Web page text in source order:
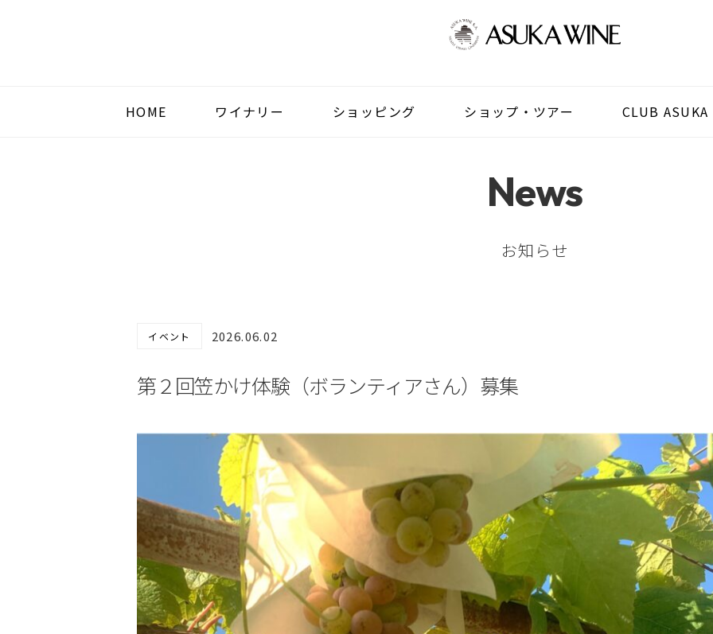
HOME ワイナリー ショッピング ショップ・ツアー CLUB ASUKA
News
お知らせ
イベント 2026.06.02
第２回笠かけ体験（ボランティアさん）募集